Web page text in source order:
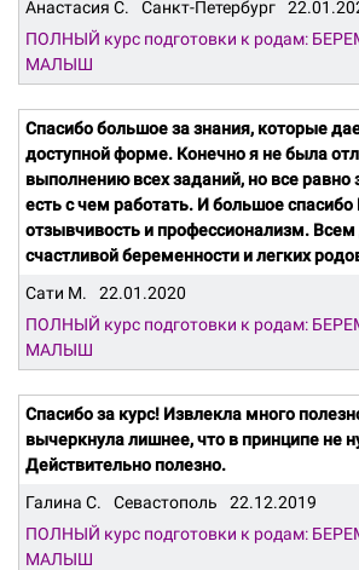
Анастасия С. Санкт-Петербург
ПОЛНЫЙ курс подготовки к родам:
МАЛЫШ
Спасибо большое за знания, которые
доступной форме. Конечно я не была
выполнению всех заданий, но все равно
есть с чем работать. И большое спасибо
отзывчивость и профессионализм.
счастливой беременности и легких
Сати М.
22.01.2020
ПОЛНЫЙ курс подготовки к родам:
МАЛЫШ
Спасибо за курс! Извлекла много
вычеркнула лишнее, что в принципе не
Действительно полезно.
Галина С.
Севастополь
22.12.2019
ПОЛНЫЙ курс подготовки к родам:
МАЛЫШ